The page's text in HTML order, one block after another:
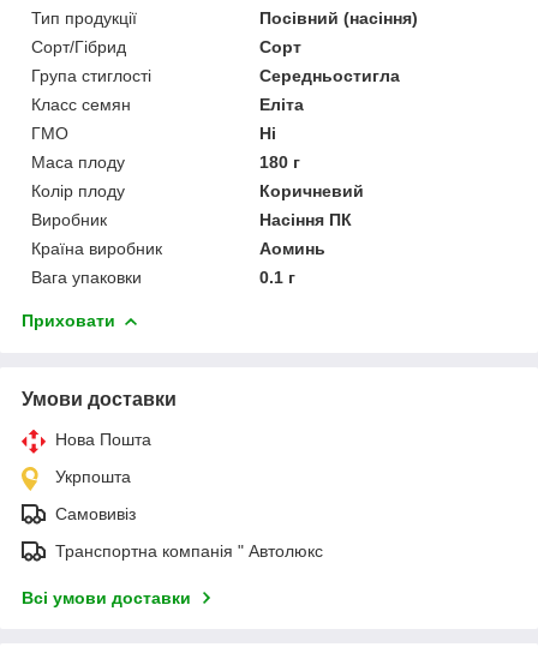
Тип продукції
Посівний (насіння)
Сорт/Гібрид
Сорт
Група стиглості
Середньостигла
Класс семян
Еліта
ГМО
Ні
Маса плоду
180 г
Колір плоду
Коричневий
Виробник
Насіння ПК
Країна виробник
Аоминь
Вага упаковки
0.1 г
Приховати
Умови доставки
Нова Пошта
Укрпошта
Самовивіз
Транспортна компанія " Автолюкс
Всі умови доставки